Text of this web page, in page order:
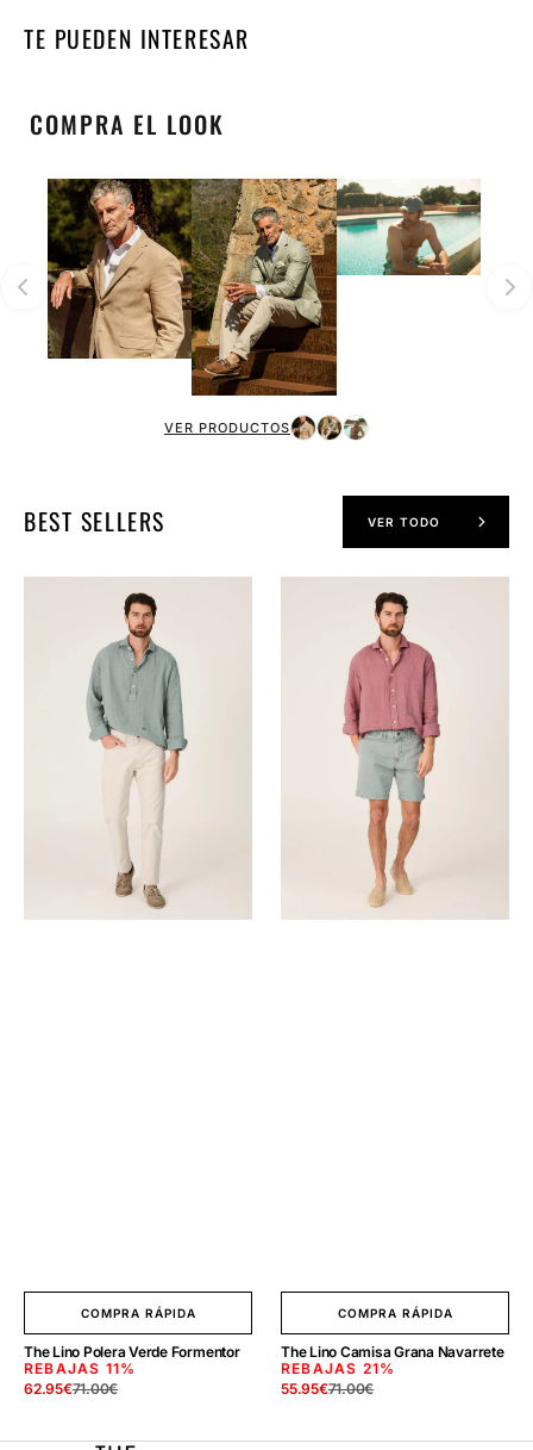
TE PUEDEN INTERESAR
COMPRA EL LOOK
VER PRODUCTOS
BEST SELLERS VER TODO
Formentor
COMPRA RÁPIDA
The Lino Polera Verde Formentor
REBAJAS 11%
Precio
venta
62.95€
Precio
71.00€
Navarrete
COMPRA RÁPIDA
The Lino Camisa Grana Navarrete
REBAJAS 21%
Precio
venta
55.95€
Precio
71.00€